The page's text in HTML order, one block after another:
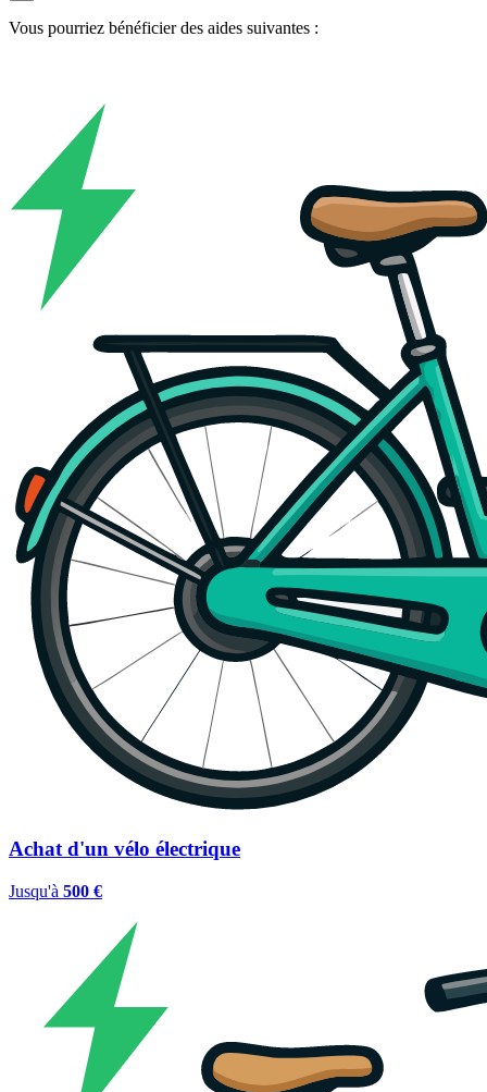
Vous pourriez bénéficier des aides suivantes :
Achat d'un vélo électrique
Jusqu'à 500 €